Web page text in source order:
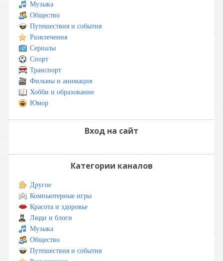
Музыка
Общество
Путешествия и события
Развлечения
Сериалы
Спорт
Транспорт
Фильмы и анимация
Хобби и образование
Юмор
Вход на сайт
Категории каналов
Другое
Компьютерные игры
Красота и здоровье
Люди и блоги
Музыка
Общество
Путешествия и события